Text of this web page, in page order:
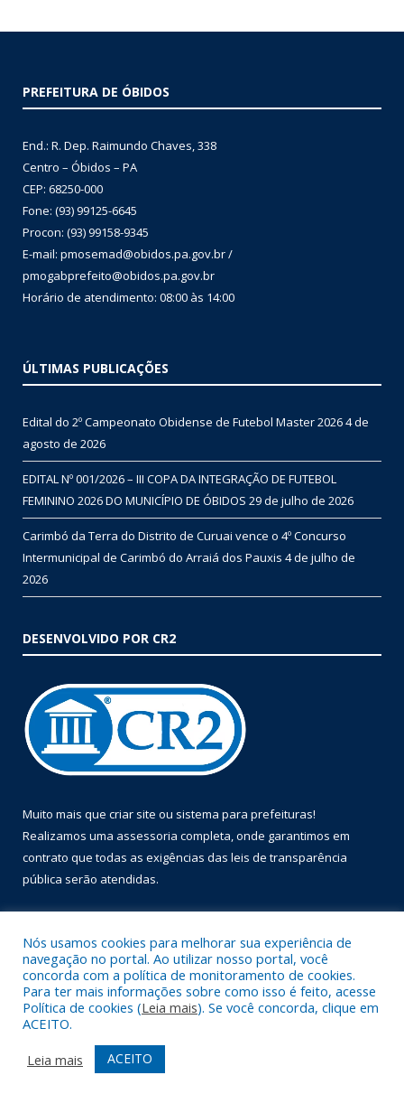
PREFEITURA DE ÓBIDOS
End.: R. Dep. Raimundo Chaves, 338
Centro – Óbidos – PA
CEP: 68250-000
Fone: (93) 99125-6645
Procon: (93) 99158-9345
E-mail: pmosemad@obidos.pa.gov.br /
pmogabprefeito@obidos.pa.gov.br
Horário de atendimento: 08:00 às 14:00
ÚLTIMAS PUBLICAÇÕES
Edital do 2º Campeonato Obidense de Futebol Master 20264 de
agosto de 2026
EDITAL Nº 001/2026 – III COPA DA INTEGRAÇÃO DE FUTEBOL
FEMININO 2026 DO MUNICÍPIO DE ÓBIDOS 29 de julho de 2026
Carimbó da Terra do Distrito de Curuai vence o 4º Concurso
Intermunicipal de Carimbó do Arraiá dos Pauxis 4 de julho de
2026
DESENVOLVIDO POR CR2
Muito mais que criar site ou sistema para prefeituras!
Realizamos uma assessoria completa, onde garantimos em
contrato que todas as exigências das leis de transparência
pública serão atendidas.
Todos os direitos reservados a Prefeitura Municipal de Óbidos.
Mapa do Site
Acessar Área Administrativa
Acessar Webmail
Nós usamos cookies para melhorar sua experiência de
navegação no portal. Ao utilizar nosso portal, você
concorda com a política de monitoramento de cookies.
Para ter mais informações sobre como isso é feito, acesse
Política de cookies (Leia mais). Se você concorda, clique em
ACEITO.
Leia mais
ACEITO